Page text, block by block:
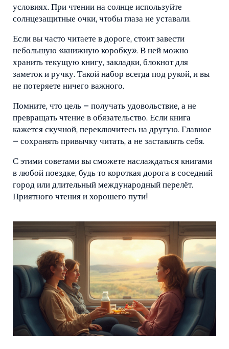
условиях. При чтении на солнце используйте
солнцезащитные очки, чтобы глаза не уставали.
Если вы часто читаете в дороге, стоит завести
небольшую «книжную коробку». В ней можно
хранить текущую книгу, закладки, блокнот для
заметок и ручку. Такой набор всегда под рукой, и вы
не потеряете ничего важного.
Помните, что цель – получать удовольствие, а не
превращать чтение в обязательство. Если книга
кажется скучной, переключитесь на другую. Главное
– сохранять привычку читать, а не заставлять себя.
С этими советами вы сможете наслаждаться книгами
в любой поездке, будь то короткая дорога в соседний
город или длительный международный перелёт.
Приятного чтения и хорошего пути!